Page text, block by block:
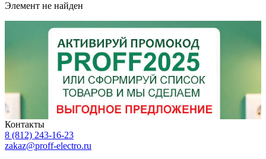
Элемент не найден
Контакты
8 (812) 243-16-23
zakaz@proff-electro.ru